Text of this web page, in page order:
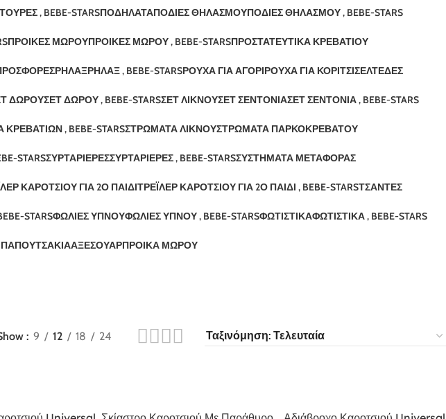
, BEBE-STARSΠΟΔΉΛΑΤΑΠΟΔΙΈΣ ΘΗΛΑΣΜΟΎΠΟΔΙΈΣ ΘΗΛΑΣΜΟΎ , BEBE-STARS
ΠΡΟΊΚΕΣ ΜΩΡΟΎΠΡΟΊΚΕΣ ΜΩΡΟΎ , BEBE-STARSΠΡΟΣΤΑΤΕΥΤΙΚΆ ΚΡΕΒΑΤΙΟΎ
ΡΗΛΆΞΡΗΛΆΞ , BEBE-STARSΡΟΎΧΑ ΓΙΑ ΑΓΌΡΙΡΟΎΧΑ ΓΙΑ ΚΟΡΊΤΣΙΣΕΛΤΈΔΕΣ
ΔΏΡΟΥΣΕΤ ΔΏΡΟΥ , BEBE-STARSΣΕΤ ΛΊΚΝΟΥΣΕΤ ΣΕΝΤΌΝΙΑΣΕΤ ΣΕΝΤΌΝΙΑ , BEBE-STARS
, BEBE-STARSΣΤΡΏΜΑΤΑ ΛΊΚΝΟΥΣΤΡΏΜΑΤΑ ΠΑΡΚΟΚΡΈΒΑΤΟΥ
STARSΣΥΡΤΑΡΙΈΡΕΣΣΥΡΤΑΡΙΈΡΕΣ , BEBE-STARSΣΥΣΤΉΜΑΤΑ ΜΕΤΑΦΟΡΆΣ
ΚΑΡΟΤΣΙΟΎ ΓΙΑ 2Ο ΠΑΙΔΊΤΡΈΙΛΕΡ ΚΑΡΟΤΣΙΟΎ ΓΙΑ 2Ο ΠΑΙΔΊ , BEBE-STARSΤΣΆΝΤΕΣ
STARSΦΩΛΙΈΣ ΎΠΝΟΥΦΩΛΙΈΣ ΎΠΝΟΥ , BEBE-STARSΦΩΤΙΣΤΙΚΆΦΩΤΙΣΤΙΚΆ , BEBE-STARS
ΠΑΠΟΥΤΣΆΚΙΑΑΞΕΣΟΥΆΡΠΡΟΊΚΑ ΜΩΡΟΎ
9 12 18 24